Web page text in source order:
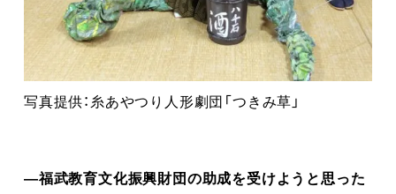
写真提供：糸あやつり人形劇団「つきみ草」
―福武教育文化振興財団の助成を受けようと思った